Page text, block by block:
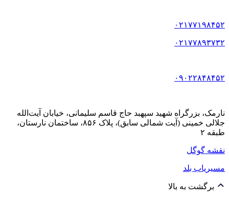
۰۲۱۷۷۱۹۸۴۵۲
۰۲۱۷۷۸۹۳۷۳۲
۰۹۰۲۲۸۴۸۴۵۲
نارمک، بزرگراه شهید سپهبد حاج قاسم سلیمانی، خیابان آیت‌الله
جلالی خمینی (آیت شمالی سابق)، پلاک ۸۵۶، ساختمان نارستان،
طبقه ۲
نقشه گوگل
مسیریاب بلد
برگشت به بالا